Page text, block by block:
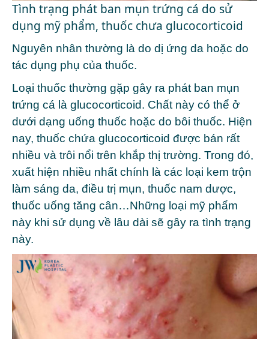
Tình trạng phát ban mụn trứng cá do sử
dụng mỹ phẩm, thuốc chưa glucocorticoid
Nguyên nhân thường là do dị ứng da hoặc do
tác dụng phụ của thuốc.
Loại thuốc thường gặp gây ra phát ban mụn
trứng cá là glucocorticoid. Chất này có thể ở
dưới dạng uống thuốc hoặc do bôi thuốc. Hiện
nay, thuốc chứa glucocorticoid được bán rất
nhiều và trôi nổi trên khắp thị trường. Trong đó,
xuất hiện nhiều nhất chính là các loại kem trộn
làm sáng da, điều trị mụn, thuốc nam dược,
thuốc uống tăng cân…Những loại mỹ phẩm
này khi sử dụng về lâu dài sẽ gây ra tình trạng
này.